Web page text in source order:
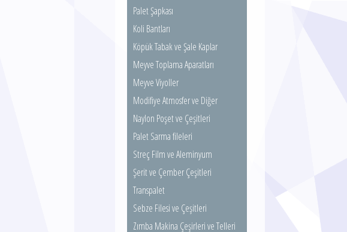
Palet Şapkası
Koli Bantları
Köpük Tabak ve Şale Kaplar
Meyve Toplama Aparatları
Meyve Viyoller
Modifiye Atmosfer ve Diğer
Poşetler
Naylon Poşet ve Çeşitleri
Palet Sarma fileleri
Streç Film ve Aleminyum
Folyolar
Şerit ve Çember Çeşitleri
Transpalet
Sebze Filesi ve Çeşitleri
Zımba Makina Çeşirleri ve Telleri